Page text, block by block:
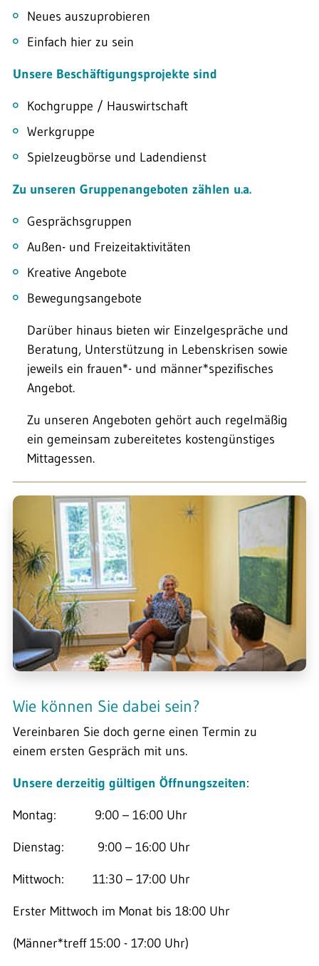
Neues auszuprobieren
Einfach hier zu sein
Unsere Beschäftigungsprojekte sind
Kochgruppe / Hauswirtschaft
Werkgruppe
Spielzeugbörse und Ladendienst
Zu unseren Gruppenangeboten zählen u.a.
Gesprächsgruppen
Außen- und Freizeitaktivitäten
Kreative Angebote
Bewegungsangebote
Darüber hinaus bieten wir Einzelgespräche und
Beratung, Unterstützung in Lebenskrisen sowie
jeweils ein frauen*- und männer*spezifisches
Angebot.
Zu unseren Angeboten gehört auch regelmäßig
ein gemeinsam zubereitetes kostengünstiges
Mittagessen.
Wie können Sie dabei sein?
Vereinbaren Sie doch gerne einen Termin zu
einem ersten Gespräch mit uns.
Unsere derzeitig gültigen Öffnungszeiten:
Montag: 9:00 – 16:00 Uhr
Dienstag: 9:00 – 16:00 Uhr
Mittwoch: 11:30 – 17:00 Uhr
Erster Mittwoch im Monat bis 18:00 Uhr
(Männer*treff 15:00 - 17:00 Uhr)